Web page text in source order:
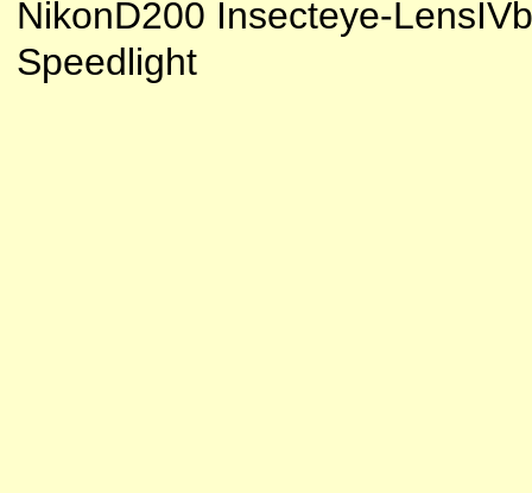
NikonD200 Insecteye-
Speedlight